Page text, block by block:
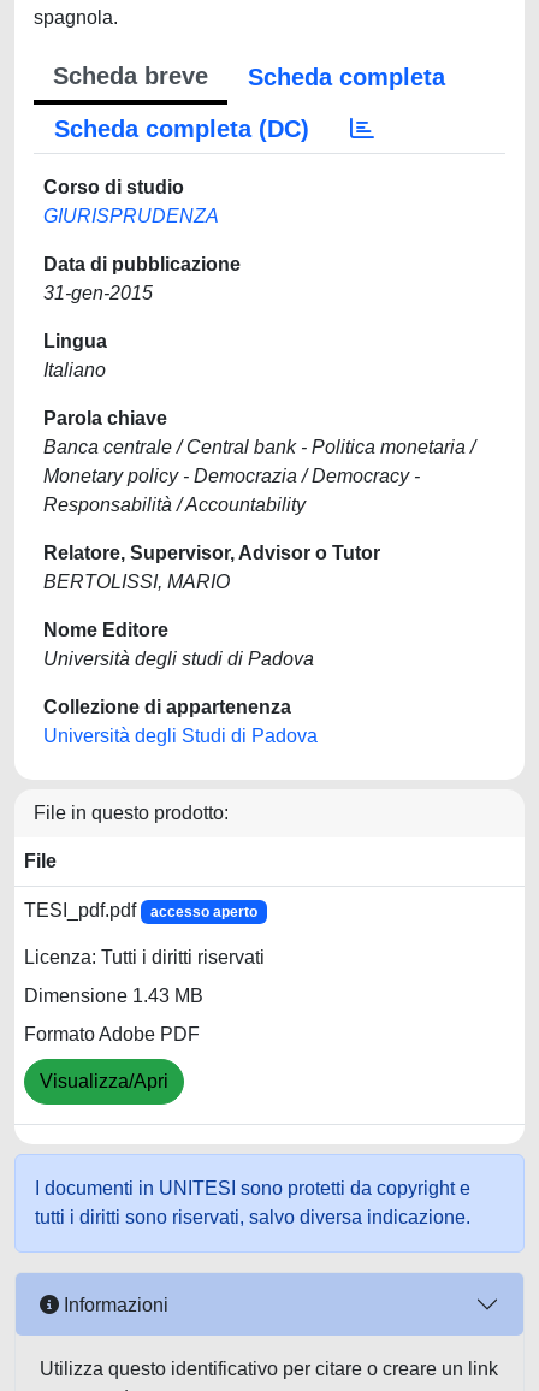
spagnola.
Scheda breve
Scheda completa
Scheda completa (DC)
Corso di studio
GIURISPRUDENZA
Data di pubblicazione
31-gen-2015
Lingua
Italiano
Parola chiave
Banca centrale / Central bank - Politica monetaria /
Monetary policy - Democrazia / Democracy -
Responsabilità / Accountability
Relatore, Supervisor, Advisor o Tutor
BERTOLISSI, MARIO
Nome Editore
Università degli studi di Padova
Collezione di appartenenza
Università degli Studi di Padova
File in questo prodotto:
File
TESI_pdf.pdf accesso aperto
Licenza: Tutti i diritti riservati
Dimensione 1.43 MB
Formato Adobe PDF
Visualizza/Apri
I documenti in UNITESI sono protetti da copyright e
tutti i diritti sono riservati, salvo diversa indicazione.
Informazioni
Utilizza questo identificativo per citare o creare un link